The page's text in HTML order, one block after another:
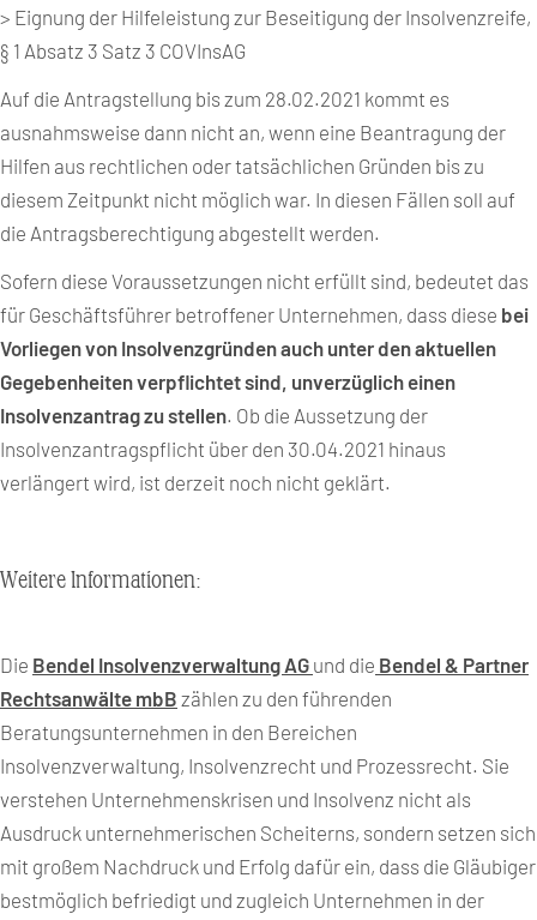
> Eignung der Hilfeleistung zur Beseitigung der Insolvenzreife,
§ 1 Absatz 3 Satz 3 COVInsAG
Auf die Antragstellung bis zum 28.02.2021 kommt es
ausnahmsweise dann nicht an, wenn eine Beantragung der
Hilfen aus rechtlichen oder tatsächlichen Gründen bis zu
diesem Zeitpunkt nicht möglich war. In diesen Fällen soll auf
die Antragsberechtigung abgestellt werden.
Sofern diese Voraussetzungen nicht erfüllt sind, bedeutet das
für Geschäftsführer betroffener Unternehmen, dass diese bei
Vorliegen von Insolvenzgründen auch unter den aktuellen
Gegebenheiten verpflichtet sind, unverzüglich einen
Insolvenzantrag zu stellen. Ob die Aussetzung der
Insolvenzantragspflicht über den 30.04.2021 hinaus
verlängert wird, ist derzeit noch nicht geklärt.
Weitere Informationen:
Die Bendel Insolvenzverwaltung AG und die Bendel & Partner
Rechtsanwälte mbB zählen zu den führenden
Beratungsunternehmen in den Bereichen
Insolvenzverwaltung, Insolvenzrecht und Prozessrecht. Sie
verstehen Unternehmenskrisen und Insolvenz nicht als
Ausdruck unternehmerischen Scheiterns, sondern setzen sich
mit großem Nachdruck und Erfolg dafür ein, dass die Gläubiger
bestmöglich befriedigt und zugleich Unternehmen in der